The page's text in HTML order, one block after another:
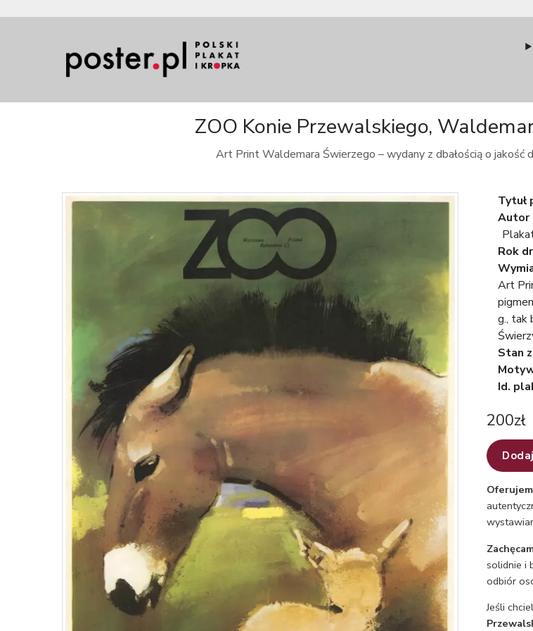
ZOO Konie Przewalskiego,
Art Print Waldemara Świerzego – wydany z dbałością o
Tytuł
Autor
Rok
Art
g., tak
Stan
Id.
200zł
solidnie i
odbiór
Jeśli